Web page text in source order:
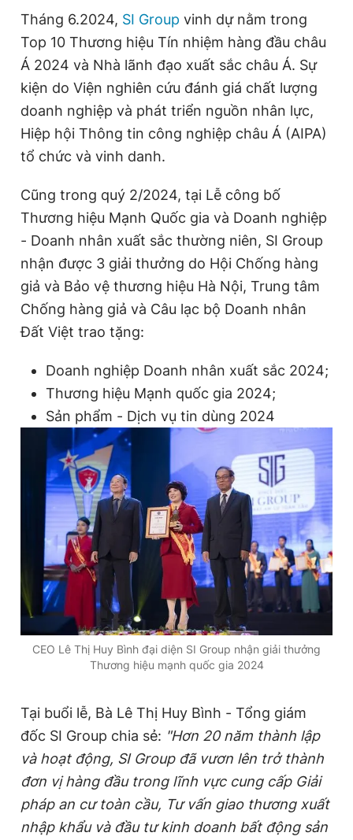
Đọc Thanh Niên trên điện thoại
Theo dõi báo trên
0906 645 777 0908 780 404
Đặt báo Quảng cáo RSS Tòa soạn Chính sách bảo
Tổng biên tập: Nguyễn Ngọc Toàn
Phó tổng biên tập: Lâm Hiếu Dũng
Tổng thư ký tòa soạn: Đức Trung
Giấy phép xuất bản số 110/GP - BTTTT cấp ngày 24.3.2020
© 2003-2026 Bản quyền thuộc về Báo Thanh Niên. Cấm sao
chép dưới mọi hình thức nếu không có sự chấp thuận bằng văn
bản. Phát triển bởi ePi Technologies, JSC.
Tháng 6.2024, SI Group vinh dự nằm trong
Top 10 Thương hiệu Tín nhiệm hàng đầu châu
Á 2024 và Nhà lãnh đạo xuất sắc châu Á. Sự
kiện do Viện nghiên cứu đánh giá chất lượng
doanh nghiệp và phát triển nguồn nhân lực,
Hiệp hội Thông tin công nghiệp châu Á (AIPA)
tổ chức và vinh danh.
Cũng trong quý 2/2024, tại Lễ công bố
Thương hiệu Mạnh Quốc gia và Doanh nghiệp
- Doanh nhân xuất sắc thường niên, SI Group
nhận được 3 giải thưởng do Hội Chống hàng
giả và Bảo vệ thương hiệu Hà Nội, Trung tâm
Chống hàng giả và Câu lạc bộ Doanh nhân
Đất Việt trao tặng:
Doanh nghiệp Doanh nhân xuất sắc 2024;
Thương hiệu Mạnh quốc gia 2024;
Sản phẩm - Dịch vụ tin dùng 2024
CEO Lê Thị Huy Bình đại diện SI Group nhận giải thưởng
Thương hiệu mạnh quốc gia 2024
Tại buổi lễ, Bà Lê Thị Huy Bình - Tổng giám
đốc SI Group chia sẻ: "Hơn 20 năm thành lập
và hoạt động, SI Group đã vươn lên trở thành
đơn vị hàng đầu trong lĩnh vực cung cấp Giải
pháp an cư toàn cầu, Tư vấn giao thương xuất
nhập khẩu và đầu tư kinh doanh bất động sản